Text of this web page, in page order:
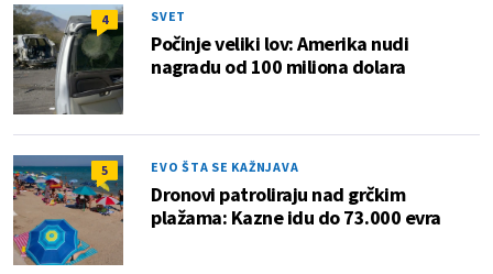
4 SVET
Počinje veliki lov: Amerika nudi
nagradu od 100 miliona dolara
5 EVO ŠTA SE KAŽNJAVA
Dronovi patroliraju nad grčkim
plažama: Kazne idu do 73.000 evra